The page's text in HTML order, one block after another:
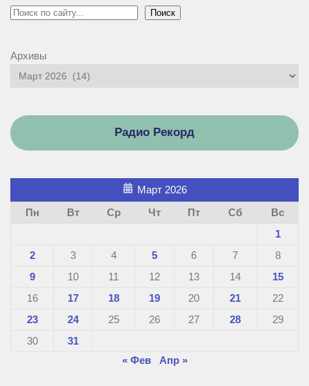
Поиск Поиск
Архивы
Радио Рекорд
Март 2026
Пн
Вт Ср Чт Пт Сб
Вс
1
2
3 4 5 6 7
8
9
10 11 12 13 14
15
16
17 18 19 20 21
22
23
24 25 26 27 28
29
30
31
« Фев
Апр »